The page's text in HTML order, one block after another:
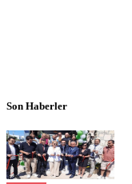
Son Haberler